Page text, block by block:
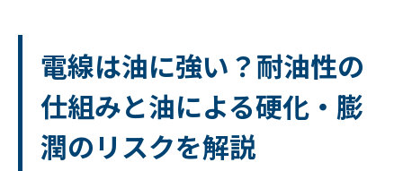
電線は油に強い？耐油性の
仕組みと油による硬化・膨
潤のリスクを解説